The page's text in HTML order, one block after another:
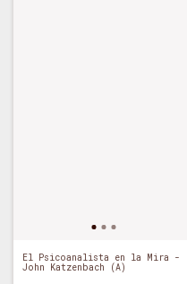
El Psicoanalista en la Mira -
John Katzenbach (A)